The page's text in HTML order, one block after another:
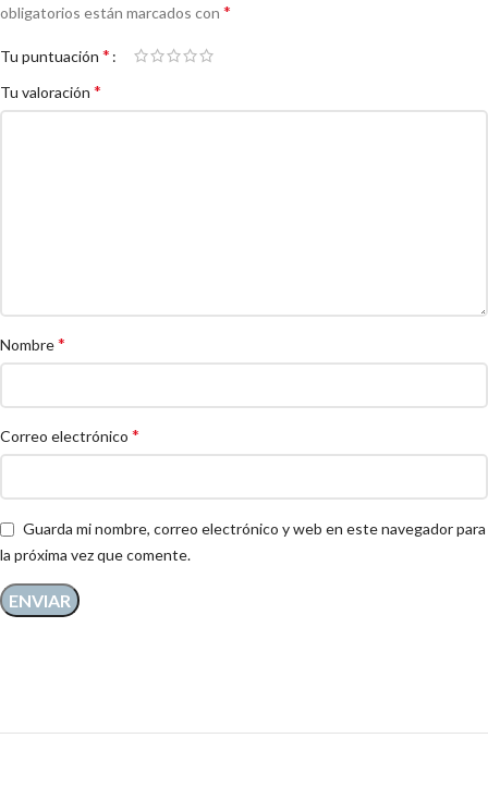
obligatorios están marcados con *
Tu puntuación *
Tu valoración *
Nombre*
Correo electrónico *
Guarda mi nombre, correo electrónico y web en este navegador para
la próxima vez que comente.